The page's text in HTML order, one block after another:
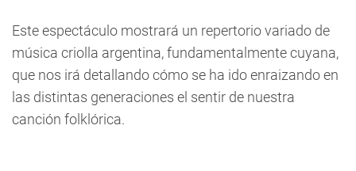
Este espectáculo mostrará un repertorio variado de
música criolla argentina, fundamentalmente cuyana,
que nos irá detallando cómo se ha ido enraizando en
las distintas generaciones el sentir de nuestra
canción folklórica.